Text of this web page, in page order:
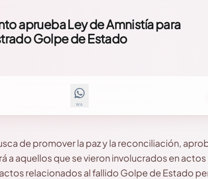
aprueba Ley de Amnistía para
Golpe de Estado
WA
de promover la paz y la reconciliación,
a aquellos que se vieron involucrados en
relacionados al fallido Golpe de Estado